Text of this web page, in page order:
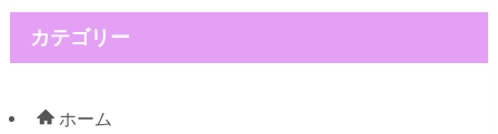
カテゴリー
ホーム